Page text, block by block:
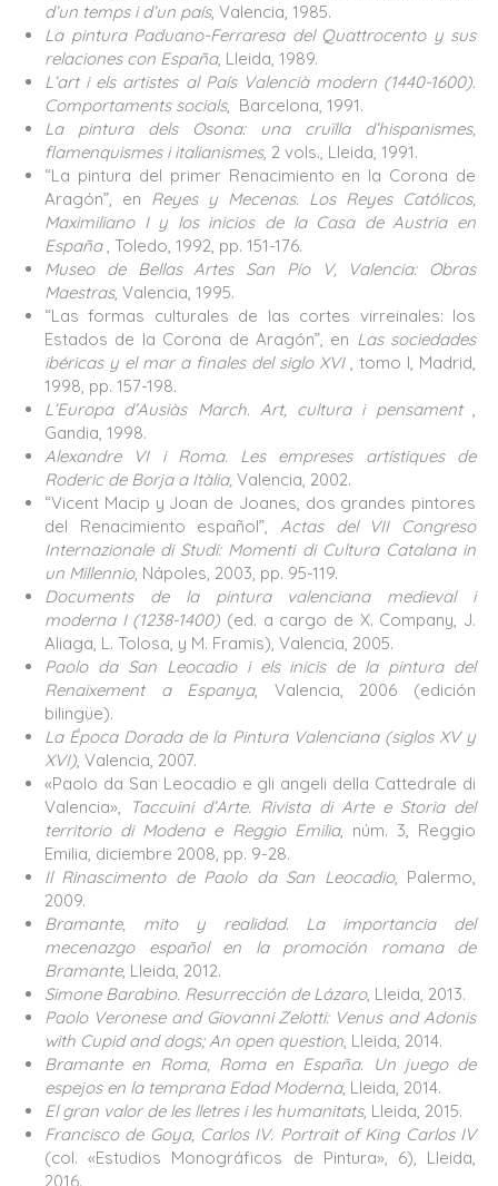
d’un temps i d’un país, Valencia, 1985.
La pintura Paduano-Ferraresa del Quattrocento y sus
relaciones con España, Lleida, 1989.
L’art i els artistes al País Valencià modern (1440-1600).
Comportaments socials, Barcelona, 1991.
La pintura dels Osona: una cruïlla d’hispanismes,
flamenquismes i italianismes, 2 vols., Lleida, 1991.
“La pintura del primer Renacimiento en la Corona de
Aragón”, en Reyes y Mecenas. Los Reyes Católicos,
Maximiliano I y los inicios de la Casa de Austria en
España, Toledo, 1992, pp. 151-176.
Museo de Bellas Artes San Pío V, Valencia: Obras
Maestras, Valencia, 1995.
“Las formas culturales de las cortes virreinales: los
Estados de la Corona de Aragón”, en Las sociedades
ibéricas y el mar a finales del siglo XVI , tomo I, Madrid,
1998, pp. 157-198.
L’Europa d’Ausiàs March. Art, cultura i pensament ,
Gandia, 1998.
Alexandre VI i Roma. Les empreses artístiques de
Roderic de Borja a Itàlia, Valencia, 2002.
“Vicent Macip y Joan de Joanes, dos grandes pintores
del Renacimiento español”, Actas del VII Congreso
Internazionale di Studi: Momenti di Cultura Catalana in
un Millennio, Nápoles, 2003, pp. 95-119.
Documents de la pintura valenciana medieval i
moderna I (1238-1400) (ed. a cargo de X. Company, J.
Aliaga, L. Tolosa, y M. Framis), Valencia, 2005.
Paolo da San Leocadio i els inicis de la pintura del
Renaixement a Espanya, Valencia, 2006 (edición
bilingüe).
La Época Dorada de la Pintura Valenciana (siglos XV y
XVI), Valencia, 2007.
«Paolo da San Leocadio e gli angeli della Cattedrale di
Valencia»,
Taccuini d’Arte. Rivista di Arte e Storia del
territorio di Modena e Reggio Emilia, núm. 3, Reggio
Emilia, diciembre 2008, pp. 9-28.
Il Rinascimento de Paolo da San Leocadio, Palermo,
2009.
Bramante, mito y realidad. La importancia del
mecenazgo español en la promoción romana de
Bramante, Lleida, 2012.
Simone Barabino. Resurrección de Lázaro, Lleida, 2013.
Paolo Veronese and Giovanni Zelotti: Venus and Adonis
with Cupid and dogs;An open question, Lleida, 2014.
Bramante en Roma, Roma en España. Un juego de
espejos en la temprana Edad Moderna, Lleida, 2014.
El gran valor de les lletres i les humanitats, Lleida, 2015.
Francisco de Goya, Carlos IV. Portrait of King Carlos IV
(col. «Estudios Monográficos de Pintura», 6), Lleida,
2016.